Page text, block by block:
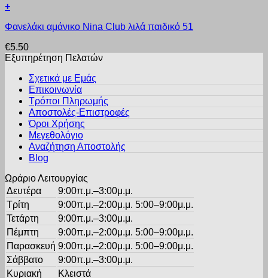
+
το
έχει
πολλαπλές
επιλογές
μπορούν
επιλεγούν
σελίδα
Φανελάκι αμάνικο Nina Club λιλά παιδικό 51
€5.50
Εξυπηρέτηση Πελατών
Σχετικά με Εμάς
Επικοινωνία
Τρόποι Πληρωμής
Αποστολές-Επιστροφές
Όροι Χρήσης
Μεγεθολόγιο
Αναζήτηση Αποστολής
Blog
Ωράριο Λειτουργίας
Δευτέρα
9:00π.μ.–3:00μ.μ.
Τρίτη
9:00π.μ.–2:00μ.μ. 5:00–9:00μ.μ.
Τετάρτη
9:00π.μ.–3:00μ.μ.
Πέμπτη
9:00π.μ.–2:00μ.μ. 5:00–9:00μ.μ.
Παρασκευή 9:00π.μ.–2:00μ.μ. 5:00–9:00μ.μ.
Σάββατο
9:00π.μ.–3:00μ.μ.
Κυριακή
Κλειστά